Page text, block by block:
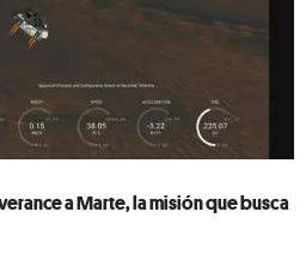
a Marte, la misión que busca